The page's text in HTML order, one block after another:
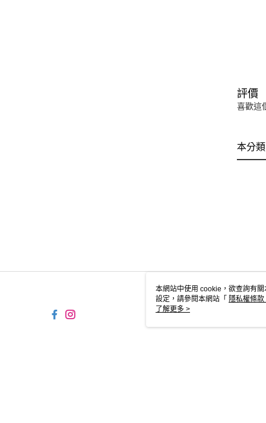
評價
喜歡這
本分
本網站中使用 cookie，欲查詢有
設定，請參閱本網站「 隱私權條款
使用 cookie。
了解更多 >